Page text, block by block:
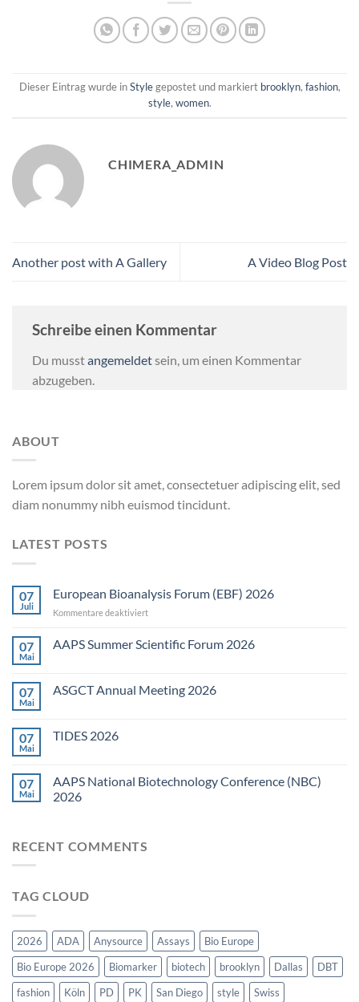
Dieser Eintrag wurde inStylegepostet und markiert brooklyn, fashion,
style, women.
CHIMERA_ADMIN
Another post with A Gallery A Video Blog Post
Schreibe einen Kommentar
Du musstangemeldetsein, um einen Kommentar
abzugeben.
ABOUT
Lorem ipsum dolor sit amet, consectetuer adipiscing elit, sed
diam nonummy nibh euismod tincidunt.
LATEST POSTS
07
Juli
European Bioanalysis Forum (EBF) 2026
Kommentare deaktiviertfür
Bioanalysis
Forum
07
Mai
AAPS Summer Scientific Forum 2026
AAPS
2026
07
Mai
ASGCT Annual Meeting 2026
ASGCT
07
Mai
TIDES 2026
TIDES
2026
07
Mai
AAPS National Biotechnology Conference (NBC)
2026
AAPS
National
2026
RECENT COMMENTS
TAG CLOUD
2026 ADA Anysource Assays
Bio Europe
Bio Europe 2026
Biomarker biotech brooklyn Dallas
DBT
fashion
Köln PD PK San Diego style Swiss